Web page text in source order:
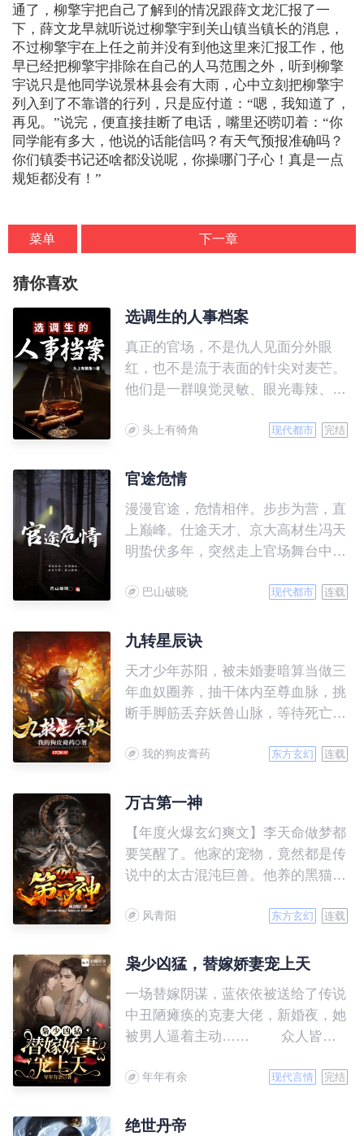
通了，柳擎宇把自己了解到的情况跟薛文龙汇报了一
下，薛文龙早就听说过柳擎宇到关山镇当镇长的消息，
不过柳擎宇在上任之前并没有到他这里来汇报工作，他
早已经把柳擎宇排除在自己的人马范围之外，听到柳擎
宇说只是他同学说景林县会有大雨，心中立刻把柳擎宇
列入到了不靠谱的行列，只是应付道：“嗯，我知道了，
再见。”说完，便直接挂断了电话，嘴里还唠叨着：“你
同学能有多大，他说的话能信吗？有天气预报准确吗？
你们镇委书记还啥都没说呢，你操哪门子心！真是一点
规矩都没有！”
菜单 下一章
猜你喜欢
选调生的人事档案
真正的官场，不是仇人见面分外眼
红，也不是流于表面的针尖对麦芒。
他们是一群嗅觉灵敏、眼光毒辣、聪
们是一群只要出手，就绝不会让你翻
人。 他们是一个特殊的群体，
没了的摄像机。一团和气下面，藏着
多少永不见天日的秘密。行政夹克里
面，又包裹着多少颗激流暗涌的心。
揭开他们神秘的面纱。
头上有犄角 现代都市 完结
官途危情
漫漫官途，危情相伴。步步为营，直
上巅峰。仕途天才、京大高材生冯天
明蛰伏多年，突然走上官场舞台中
处处有情，处处危机四伏，保持初
上官途巅峰……
巴山破晓 现代都市 连载
九转星辰诀
天才少年苏阳，被未婚妻暗算当做三
年血奴圈养，抽干体内至尊血脉，挑
断手脚筋丢弃妖兽山脉，等待死亡来
让苏阳大难不死，习斗战圣法，创九
踏上一段血战无敌之路！
我的狗皮膏药 东方玄幻 连载
万古第一神
【年度火爆玄幻爽文】李天命做梦都
要笑醒了。他家的宠物，竟然都是传
说中的太古混沌巨兽。他养的黑猫，
魔’。 从此，他驾驭十头太古混沌巨
天万界，踏平无尽神域。万物生灵，
风青阳 东方玄幻 连载
枭少凶猛，替嫁娇妻宠上天
一场替嫁阴谋，蓝依依被送给了传说
中丑陋瘫痪的克妻大佬，新婚夜，她
被男人逼着主动…… 众人皆
情古怪暴戾还克妻，没有哪个女人敢
的第九任妻子，众人都等着她被横着
年年有余 现代言情 完结
绝世丹帝